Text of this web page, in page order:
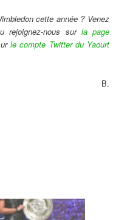
cette année ? Venez
rejoignez-nous sur la page
le compte Twitter du Yaourt
B.